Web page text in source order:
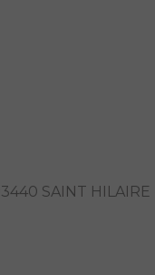
SAINT HILAIRE